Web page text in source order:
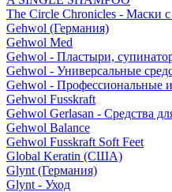
The Circle Chronicles - Маски
Gehwol (Германия)
Gehwol Med
Gehwol - Пластыри,
Gehwol - Универсальные
Gehwol - Профессиональные
Gehwol Fusskraft
Gehwol Gerlasan - Средства
Gehwol Balance
Gehwol Fusskraft Soft Feet
Global Keratin (США)
Glynt (Германия)
Glynt - Уход